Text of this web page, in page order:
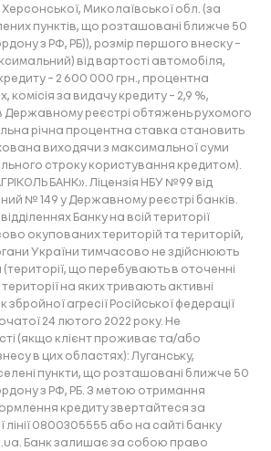
Миколаївської обл. (за
пунктів, що розташовані ближче 50
з РФ, РБ)), розмір першого внеску –
від вартості автомобіля,
– 2 600 000 грн., процентна
комісія за видачу кредиту – 2,9 %,
в Державному реєстрі обтяжень рухомого
річна процентна ставка становить
виходячи з максимальної суми
строку користування кредитом).
БАНК». Ліцензія НБУ №99 від
№ 149 у Державному реєстрі банків.
Банку на всій території
окупованих територій та територій,
України тимчасово не здійснюють
що перебувають в оточенні
на яких тривають активні
збройної агресії Російської федерації
24 лютого 2022 року. Не
(якщо клієнт проживає та/або
в цих областях): Луганську,
пункти, що розташовані ближче 50
з РФ, РБ. З метою отримання
кредиту звертайтеся за
0800305555 або на сайті банку
Банк залишає за собою право